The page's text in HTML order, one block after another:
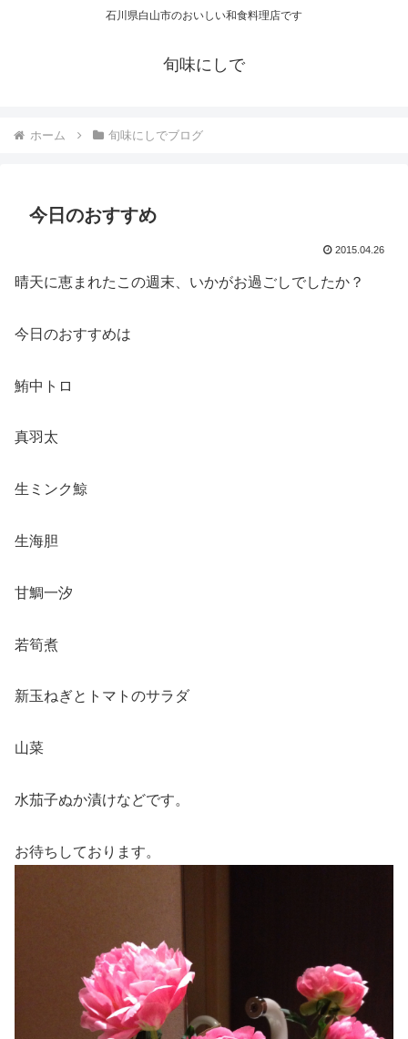
石川県白山市のおいしい和食料理店です
旬味にしで
ホーム 旬味にしでブログ
今日のおすすめ
2015.04.26
晴天に恵まれたこの週末、いかがお過ごしでしたか？
今日のおすすめは
鮪中トロ
真羽太
生ミンク鯨
生海胆
甘鯛一汐
若筍煮
新玉ねぎとトマトのサラダ
山菜
水茄子ぬか漬けなどです。
お待ちしております。